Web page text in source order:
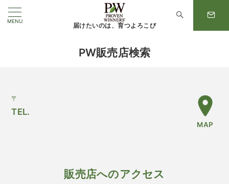
MENU
届けたいのは、育つよろこび
PW販売店検索
〒
TEL.
MAP
販売店へのアクセス